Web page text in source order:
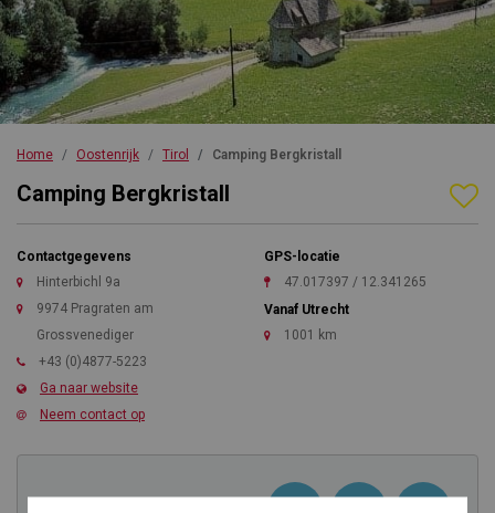
Camping Bergkristall
Contactgegevens
Hinterbichl 9a
9974 Pragraten am
Grossvenediger
+43 (0)4877-5223
Ga naar website
Neem contact op
GPS-locatie
47.017397 / 12.341265
Vanaf Utrecht
1001 km
Home Oostenrijk Tirol Camping Bergkristall